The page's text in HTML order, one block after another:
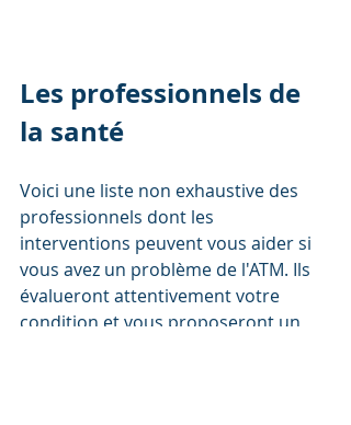
Les professionnels de
la santé
Voici une liste non exhaustive des
professionnels dont les
interventions peuvent vous aider si
vous avez un problème de l'ATM. Ils
évalueront attentivement votre
condition et vous proposeront un